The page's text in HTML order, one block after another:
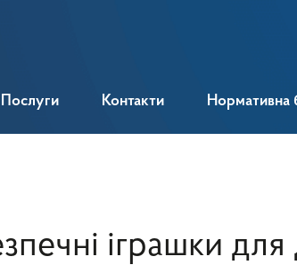
Послуги Контакти Нормативна
іграшки для